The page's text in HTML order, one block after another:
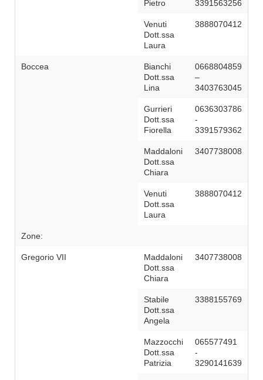
Pietro 3391563256
Venuti
Dott.ssa
Laura
3888070412
Boccea
Bianchi
Dott.ssa
Lina
0668804859
–
3403763045
Gurrieri
Dott.ssa
Fiorella
0636303786
-
3391579362
Maddaloni
Dott.ssa
Chiara
3407738008
Venuti
Dott.ssa
Laura
3888070412
Zone:
Gregorio VII
Maddaloni
Dott.ssa
Chiara
3407738008
Stabile
Dott.ssa
Angela
3388155769
Mazzocchi
Dott.ssa
Patrizia
065577491
-
3290141639